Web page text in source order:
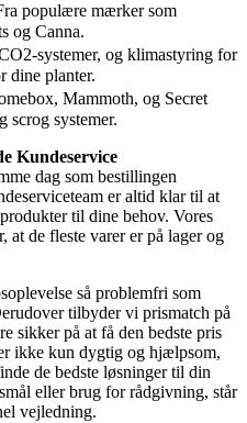
populære mærker som
og Canna.
systemer, og klimastyring for
dine planter.
Mammoth, og Secret
scrog systemer.
Kundeservice
dag som bestillingen
er altid klar til at
til dine behov. Vores
at de fleste varer er på lager og
så problemfri som
tilbyder vi prismatch på
sikker på at få den bedste pris
ikke kun dygtig og hjælpsom,
de bedste løsninger til din
eller brug for rådgivning, står
vejledning.